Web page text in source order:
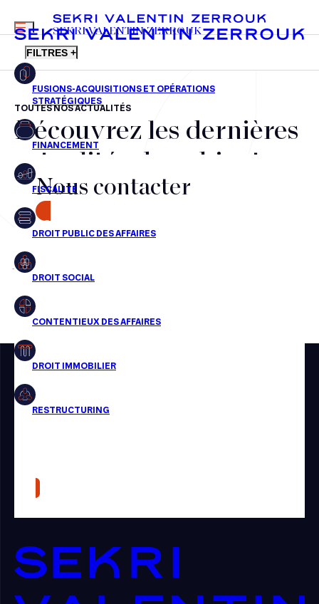
FR EN
MENU
SEKRI VALENTIN ZERROUK
FILTRES +
Fusions-acquisitions et opérations stratégiques
Financement
Fiscalité
Droit public des affaires
Droit social
Droit immobilier
Restructuring
Presse
TOUTES NOS ACTUALITÉS
Découvrez les dernières
actualités du cabinet,
nos récompenses et nos
transactions, jour après
jour
Aucun résultats pour cette recherche
Nous contacter